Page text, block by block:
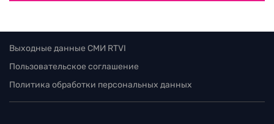
Выходные данные СМИ RTVI
Пользовательское соглашение
Политика обработки персональных данных